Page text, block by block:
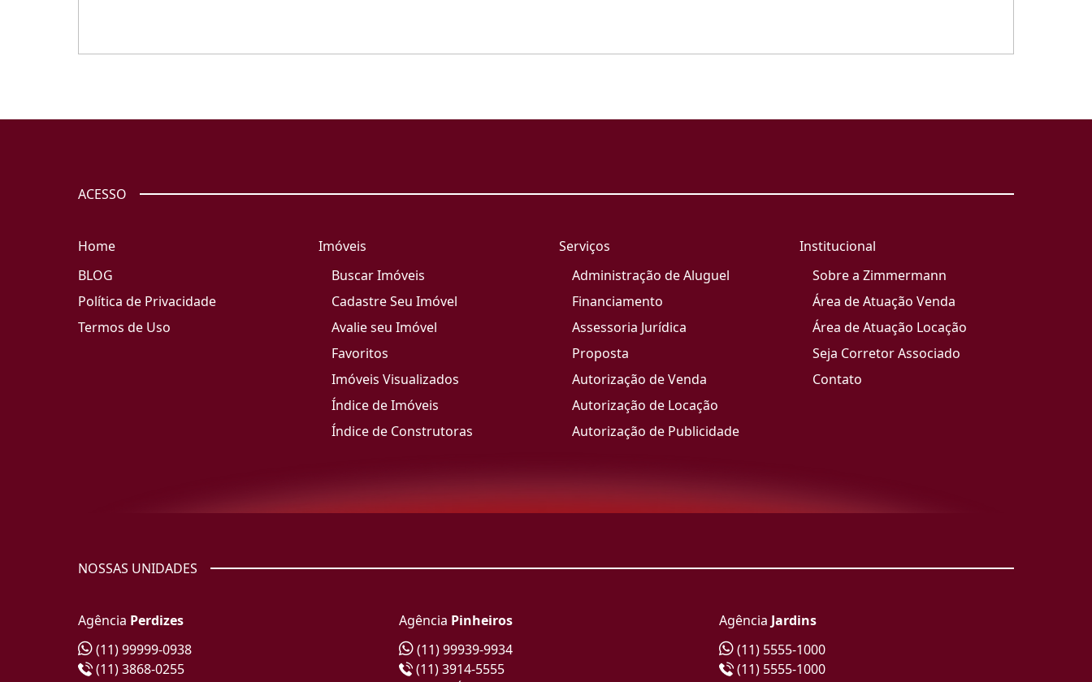
ACESSO
Home
BLOG
Política de Privacidade
Termos de Uso
Imóveis
Buscar Imóveis
Cadastre Seu Imóvel
Avalie seu Imóvel
Favoritos
Imóveis Visualizados
Índice de Imóveis
Índice de Construtoras
Serviços
Administração de Aluguel
Financiamento
Assessoria Jurídica
Proposta
Autorização de Venda
Autorização de Locação
Autorização de Publicidade
Institucional
Sobre a Zimmermann
Área de Atuação Venda
Área de Atuação Locação
Seja Corretor Associado
Contato
NOSSAS UNIDADES
Agência Perdizes
(11) 99999-0938
(11) 3868-0255
Agência Pinheiros
(11) 99939-9934
(11) 3914-5555
Agência Jardins
(11) 5555-1000
(11) 5555-1000